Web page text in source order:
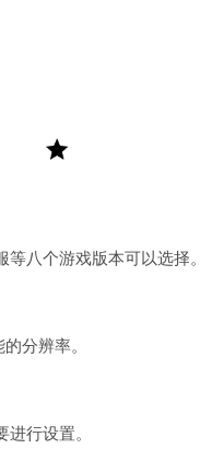
八个游戏版本可以选择。
分辨率。
行设置。